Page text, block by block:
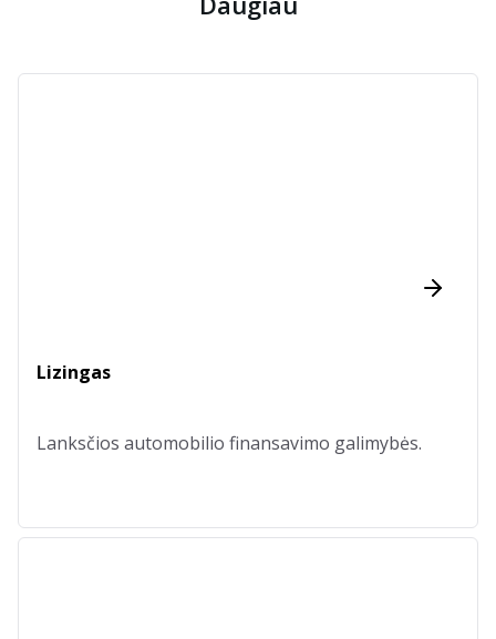
Lizingas
Lanksčios automobilio finansavimo galimybės.